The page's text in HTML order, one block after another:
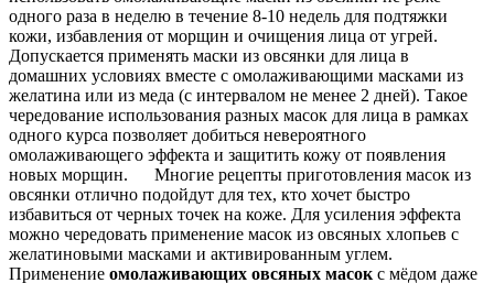
одного раза в неделю в течение 8-10 недель для подтяжки
кожи, избавления от морщин и очищения лица от угрей.
Допускается применять маски из овсянки для лица в
домашних условиях вместе с омолаживающими масками из
желатина или из меда (с интервалом не менее 2 дней). Такое
чередование использования разных масок для лица в рамках
одного курса позволяет добиться невероятного
омолаживающего эффекта и защитить кожу от появления
новых морщин. Многие рецепты приготовления масок из
овсянки отлично подойдут для тех, кто хочет быстро
избавиться от черных точек на коже. Для усиления эффекта
можно чередовать применение масок из овсяных хлопьев с
желатиновыми масками и активированным углем.
Применение омолаживающих овсяных масок с мёдом даже